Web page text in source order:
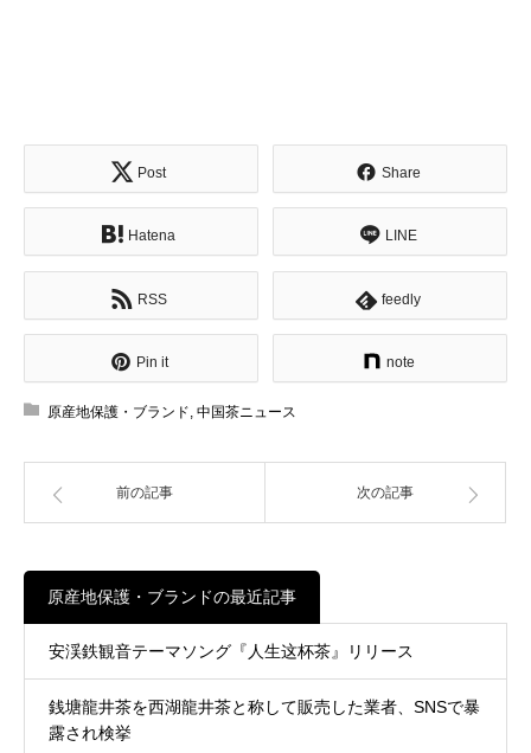
Post Share
Hatena LINE
RSS feedly
Pin it note
原産地保護・ブランド, 中国茶ニュース
前の記事 次の記事
原産地保護・ブランドの最近記事
安渓鉄観音テーマソング『人生这杯茶』リリース
銭塘龍井茶を西湖龍井茶と称して販売した業者、SNSで暴
露され検挙